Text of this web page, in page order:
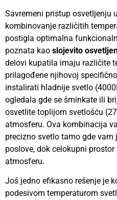
Savremeni pristup osvetljenju
kombinovanje različitih
postigla optimalna
poznata kao slojevito
delovi kupatila imaju različite
prilagođene njihovoj
instalirati hladnije svetlo
ogledala gde se šminkate ili
osvetlite toplijom svetlošću
atmosferu. Ova kombinacija
precizno svetlo tamo gde vam
poslove, dok celokupni
atmosferu.
Još jedno efikasno rešenje je
podesivom temperaturom